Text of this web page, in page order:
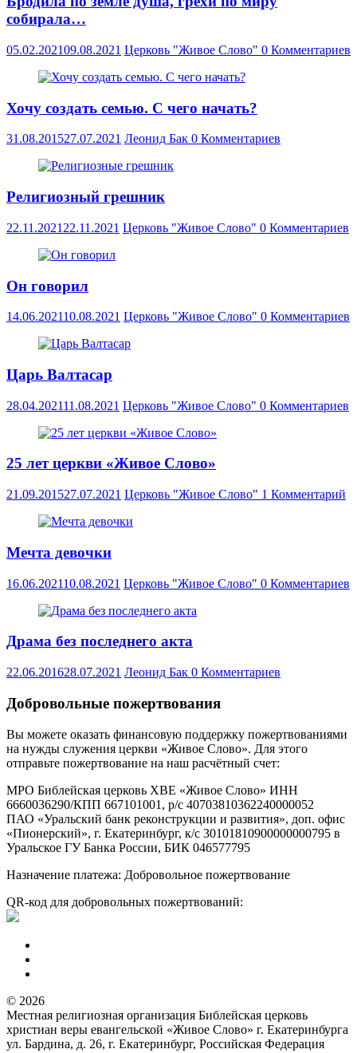
собирала…
05.02.202109.08.2021 Церковь "Живое Слово" 0 Комментариев
Хочу создать семью. С чего начать?
31.08.201527.07.2021 Леонид Бак 0 Комментариев
Религиозный грешник
22.11.2021 22.11.2021 Церковь "Живое Слово" 0 Комментариев
Он говорил
14.06.202110.08.2021 Церковь "Живое Слово" 0 Комментариев
Царь Валтасар
28.04.202111.08.2021 Церковь "Живое Слово" 0 Комментариев
25 лет церкви «Живое Слово»
21.09.201527.07.2021 Церковь "Живое Слово" 1 Комментарий
Мечта девочки
16.06.202110.08.2021 Церковь "Живое Слово" 0 Комментариев
Драма без последнего акта
22.06.201628.07.2021 Леонид Бак 0 Комментариев
Добровольные пожертвования
Вы можете оказать финансовую поддержку пожертвованиями
на нужды служения церкви «Живое Слово». Для этого
отправьте пожертвование на наш расчётный счет:
МРО Библейская церковь ХВЕ «Живое Слово» ИНН
6660036290/КПП 667101001, р/с 40703810362240000052
ПАО «Уральский банк реконструкции и развития», доп. офис
«Пионерский», г. Екатеринбург, к/с 30101810900000000795 в
Уральское ГУ Банка России, БИК 046577795
Назначение платежа: Добровольное пожертвование
QR-код для добровольных пожертвований:
© 2026
Местная религиозная организация Библейская церковь
христиан веры евангельской «Живое Слово» г. Екатеринбурга
ул. Бардина, д. 26, г. Екатеринбург, Российская Федерация